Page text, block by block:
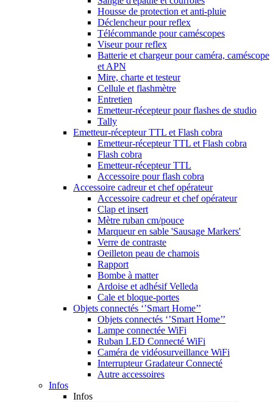
Housse de protection et anti-pluie
Déclencheur pour reflex
Télécommande pour caméscopes
Viseur pour reflex
Batterie et chargeur pour caméra, caméscope
et APN
Mire, charte et testeur
Cellule et flashmètre
Entretien
Emetteur-récepteur pour flashes de studio
Tally
Emetteur-récepteur TTL et Flash cobra
Emetteur-récepteur TTL et Flash cobra
Flash cobra
Emetteur-récepteur TTL
Accessoire pour flash cobra
Accessoire cadreur et chef opérateur
Accessoire cadreur et chef opérateur
Clap et insert
Mètre ruban cm/pouce
Marqueur en sable 'Sausage Markers'
Verre de contraste
Oeilleton peau de chamois
Rapport
Bombe à matter
Ardoise et adhésif Velleda
Cale et bloque-portes
Objets connectés ‘’Smart Home’’
Objets connectés ‘’Smart Home’’
Lampe connectée WiFi
Ruban LED Connecté WiFi
Caméra de vidéosurveillance WiFi
Interrupteur Gradateur Connecté
Autre accessoires
Infos
Infos